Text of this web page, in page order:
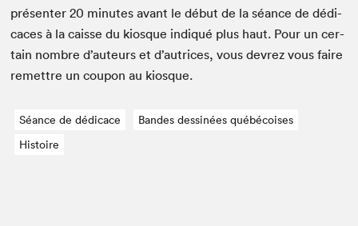
présen­ter20 min­utes avant le début de la séance de dédi­
caces à la caisse du kiosque indiqué plus haut. Pour un cer­
tain nom­bre d’auteurs et d’autrices, vous devrez vous faire
remet­tre un coupon au kiosque.
Séance de dédicace
Bandes dessinées québécoises
Histoire